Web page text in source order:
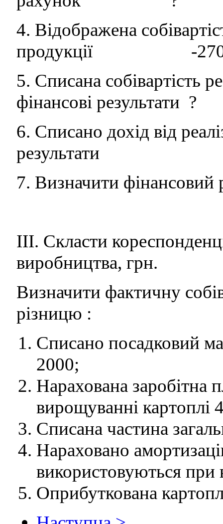
4. Відображена
продукції -
5. Списана собівартість
фінансові результати ?
6. Списано дохід від
результати
7. Визначити фінансовий
ІІІ. Скласти
виробництва, грн.
Визначити фактичну
різницю :
Списано посадковий
2000;
Нарахована заробітна
вирощуванні картоплі
Списана частина
Нараховано
використовуються
Оприбуткована